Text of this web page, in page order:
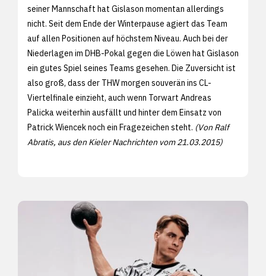
seiner Mannschaft hat Gislason momentan allerdings
nicht. Seit dem Ende der Winterpause agiert das Team
auf allen Positionen auf höchstem Niveau. Auch bei der
Niederlagen im DHB-Pokal gegen die Löwen hat Gislason
ein gutes Spiel seines Teams gesehen. Die Zuversicht ist
also groß, dass der THW morgen souverän ins CL-
Viertelfinale einzieht, auch wenn Torwart Andreas
Palicka weiterhin ausfällt und hinter dem Einsatz von
Patrick Wiencek noch ein Fragezeichen steht. (Von Ralf
Abratis, aus den Kieler Nachrichten vom 21.03.2015)